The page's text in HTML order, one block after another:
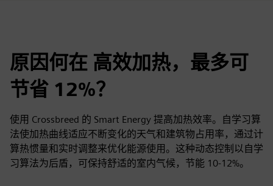
原因何在 高效加热，最多可
节省 12%？
使用 Crossbreed 的 Smart Energy 提高加热效率。自学习算
法使加热曲线适应不断变化的天气和建筑物占用率，通过计
算热惯量和实时调整来优化能源使用。这种动态控制以自学
习算法为后盾，可保持舒适的室内气候，节能 10-12%。